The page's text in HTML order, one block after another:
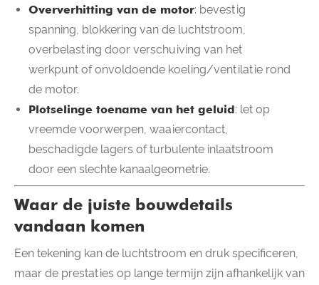
Oververhitting van de motor: bevestig
spanning, blokkering van de luchtstroom,
overbelasting door verschuiving van het
werkpunt of onvoldoende koeling/ventilatie rond
de motor.
Plotselinge toename van het geluid: let op
vreemde voorwerpen, waaiercontact,
beschadigde lagers of turbulente inlaatstroom
door een slechte kanaalgeometrie.
Waar de juiste bouwdetails
vandaan komen
Een tekening kan de luchtstroom en druk specificeren,
maar de prestaties op lange termijn zijn afhankelijk van